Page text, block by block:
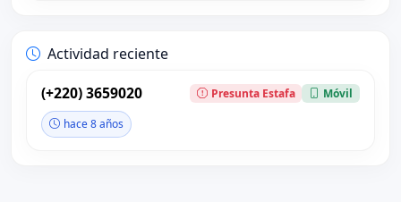
Actividad reciente
(+220) 3659020 Presunta Estafa Móvil
hace 8 años